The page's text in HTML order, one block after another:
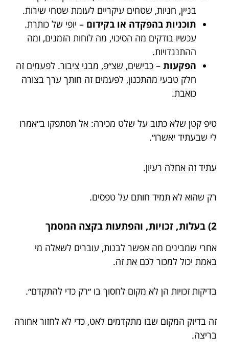
בניין, חניות, שטחים עיקריים לעומת שטחי שירות.
תוכניות בהפקדה או בקידום – יופי של כותרת.
עכשיו בודקים מה הסיכוי, מה לוחות הזמנים, ומה
ההתנגדויות.
הפקעות – כבישים, שצ״פ, מבני ציבור. לפעמים זה
חלק טבעי מהתכנון, לפעמים זה חותך ערך בצורה
כואבת.
טיפ קטן שלא כתוב על שלט מכירה: אל תסתפקו ב״אמרו
לי שבעתיד יאשרו״.
עתיד זה אחלה רעיון.
רק שהוא לא תמיד חותם על טפסים.
2) בעלות, זכויות, והפתעות בקצה המסמך
אחרי שמבינים מה אפשר לבנות, עוברים לשאלה מי
באמת יכול למכור לכם את זה.
בדיקות זכויות הן לא מקום לחסוך בו ״רק כדי להתקדם״.
זה בדיוק המקום שבו מתקדמים לאט, כדי לא לחזור אחורה
בריצה.